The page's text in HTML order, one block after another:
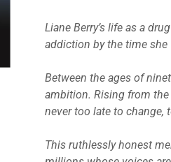
Liane Berry’s life as a
addiction by the time she
Between the ages of
ambition. Rising from
never too late to change,
This ruthlessly honest